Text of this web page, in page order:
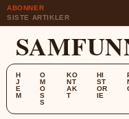
ABONNER
SISTE ARTIKLER
H
J
E
M
O
M
O
S
S
KO
NT
AK
T
HI
ST
OR
IE